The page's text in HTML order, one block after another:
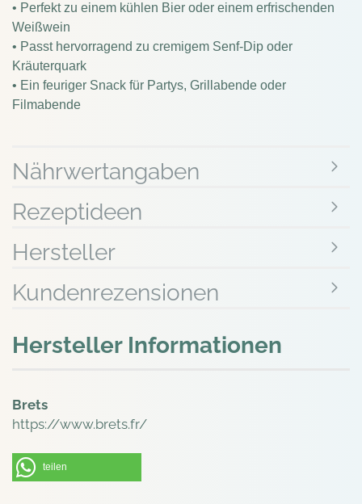
• Perfekt zu einem kühlen Bier oder einem erfrischenden
Weißwein
• Passt hervorragend zu cremigem Senf-Dip oder
Kräuterquark
• Ein feuriger Snack für Partys, Grillabende oder
Filmabende
Nährwertangaben
Rezeptideen
Hersteller
Kundenrezensionen
Hersteller Informationen
Brets
https://www.brets.fr/
teilen